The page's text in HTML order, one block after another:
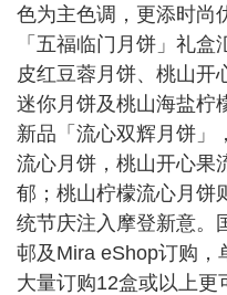
色为主色调，更添时尚
「五福临门月饼」礼
皮红豆蓉月饼、桃山开
迷你月饼及桃山海盐柠
新品「流心双辉月饼」
流心月饼，桃山开心果
郁；桃山柠檬流心月饼
统节庆注入摩登新意。
邨及Mira eShop订购，
大量订购12盒或以上更